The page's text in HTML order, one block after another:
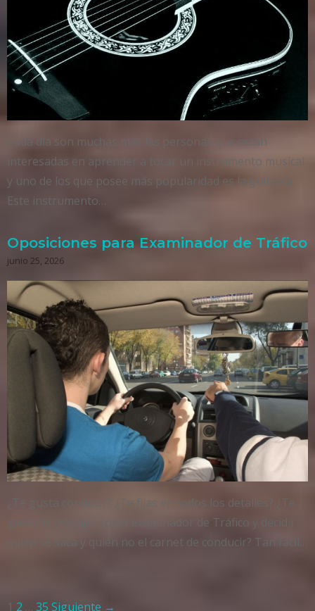
Cada día son muchas más las personas que están
interesadas en aprender a tocar un instrumento musical
y uno de los que posee más popularidad es la guitarra.
Este instrumento…
Oposiciones para Examinador de Tráfico
junio 25, 2026
¿Te gusta conducir? ¿Te fijas en todos los detalles? ¿Te
gustaría trabajar como examinador de Tráfico y decidir
quién se saca y quién no el carnet de conducir? Tan fácil…
2 … 35 Siguiente →